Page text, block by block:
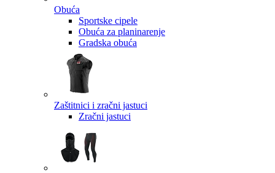
Obuća
Sportske cipele
Obuća za planinarenje
Gradska obuća
Zaštitnici i zračni jastuci
Zračni jastuci